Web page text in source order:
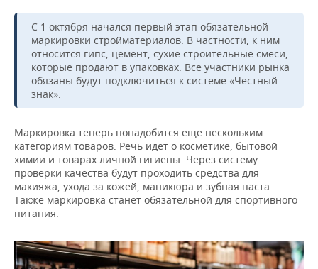
С 1 октября начался первый этап обязательной
маркировки стройматериалов. В частности, к ним
относится гипс, цемент, сухие строительные смеси,
которые продают в упаковках. Все участники рынка
обязаны будут подключиться к системе «Честный
знак».
Маркировка теперь понадобится еще нескольким
категориям товаров. Речь идет о косметике, бытовой
химии и товарах личной гигиены. Через систему
проверки качества будут проходить средства для
макияжа, ухода за кожей, маникюра и зубная паста.
Также маркировка станет обязательной для спортивного
питания.